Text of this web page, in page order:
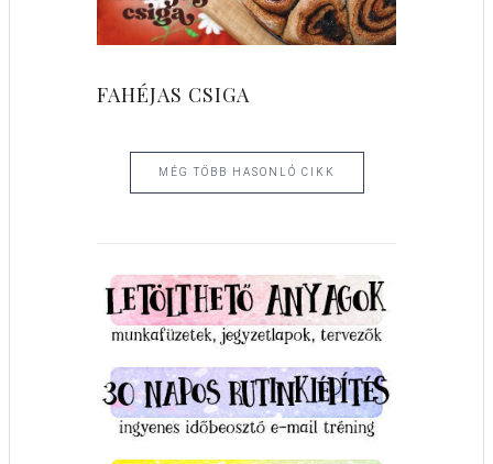
FAHÉJAS CSIGA
MÉG TÖBB HASONLÓ CIKK